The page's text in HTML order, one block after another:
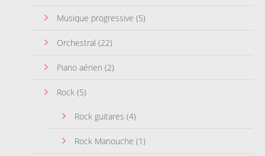
Musique progressive (5)
Orchestral (22)
Piano aérien (2)
Rock (5)
Rock guitares (4)
Rock Manouche (1)